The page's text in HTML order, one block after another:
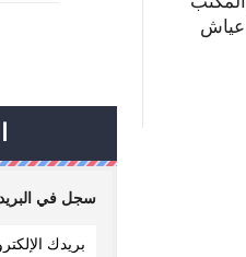
عياش
سجل في البريد